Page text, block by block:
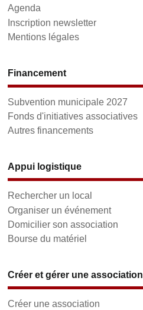
Agenda
Inscription newsletter
Mentions légales
Financement
Subvention municipale 2027
Fonds d'initiatives associatives
Autres financements
Appui logistique
Rechercher un local
Organiser un événement
Domicilier son association
Bourse du matériel
Créer et gérer une association
Créer une association